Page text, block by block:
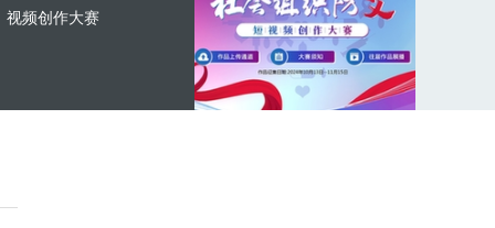
视频创作大赛